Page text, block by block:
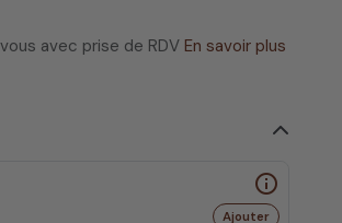
avec prise de RDV En savoir plus
info_outline
Ajouter